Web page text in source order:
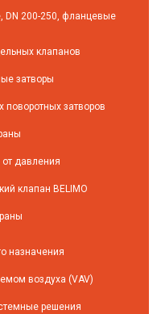
DN 200-250, фланцевые
клапанов
затворы
затворов
давления
клапан BELIMO
назначения
воздуха (VAV)
решения